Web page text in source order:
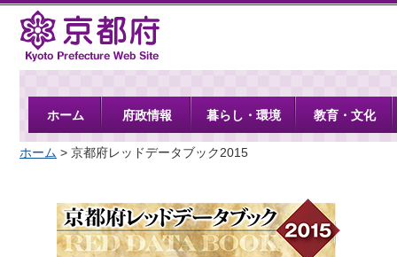
京都府
ホーム 府政情報 暮らし・環境 教育・文化
ホーム > 京都府レッドデータブック2015